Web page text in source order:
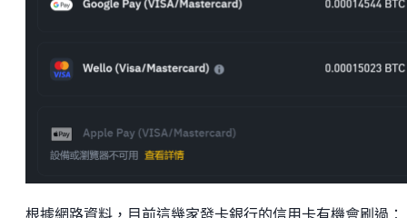
根據網路資料，目前這幾家發卡銀行的信用卡有機會刷過：